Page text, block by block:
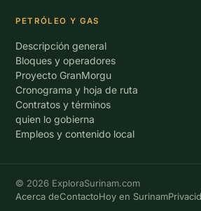
PETRÓLEO Y GAS
Descripción general
Bloques y operadores
Proyecto GranMorgu
Cronograma y hoja de ruta
Contratos y términos
quien lo gobierna
Empleos y contenido local
© 2026 ExploraSurinam.com
Acerca deContactoHoy en Surinam